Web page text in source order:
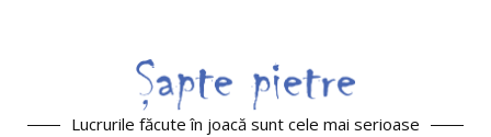
Lucrurile făcute în joacă sunt cele mai serioase